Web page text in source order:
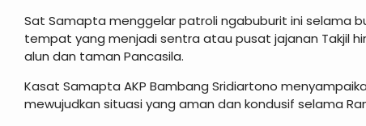
Sat Samapta menggelar patroli ngabuburit ini selama
tempat yang menjadi sentra atau pusat jajanan Takjil
alun dan taman Pancasila.
Kasat Samapta AKP Bambang Sridiartono
mewujudkan situasi yang aman dan kondusif selama